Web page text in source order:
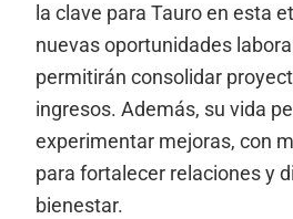
la clave para Tauro en esta
nuevas oportunidades
permitirán consolidar
ingresos. Además, su vida
experimentar mejoras, con
para fortalecer relaciones y
bienestar.